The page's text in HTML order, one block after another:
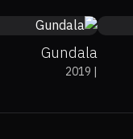
Gundala
|
2019